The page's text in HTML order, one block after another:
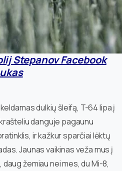
Stepanov Facebook
dulkių šleifą, T-64 lipa į
danguje pagaunu
ir kažkur sparčiai lėktų
Jaunas vaikinas veža mus į
žemiau nei mes, du Mi-8,